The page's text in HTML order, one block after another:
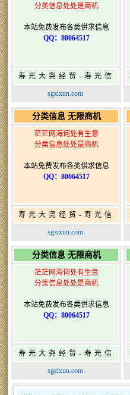
分类信息处处是商机
本站免费发布各类供求信息
QQ：80064517
寿光大尧经贸-寿光信
息网-免费信息发布网-
sgzixun.com
分类信息 无限商机
茫茫网海何处有生意
分类信息处处是商机
本站免费发布各类供求信息
QQ：80064517
寿光大尧经贸-寿光信
息网-免费信息发布网-
sgzixun.com
分类信息 无限商机
茫茫网海何处有生意
分类信息处处是商机
本站免费发布各类供求信息
QQ：80064517
寿光大尧经贸-寿光信
息网-免费信息发布网-
寿光广告发布
sgzixun.com